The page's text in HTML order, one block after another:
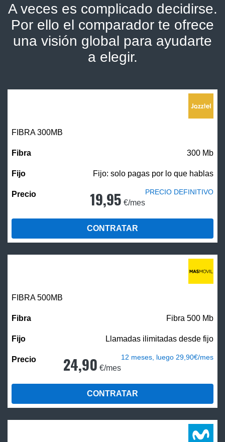
A veces es complicado decidirse.
Por ello el comparador te ofrece
una visión global para ayudarte
a elegir.
FIBRA 300MB
300 Mb
Fijo: solo pagas por lo que hablas
19,95 €/mes
PRECIO DEFINITIVO
CONTRATAR
FIBRA500MB
Fibra 500 Mb
Llamadas ilimitadas desde fijo
24,90 €/mes
12 meses, luego 29,90€/mes
CONTRATAR